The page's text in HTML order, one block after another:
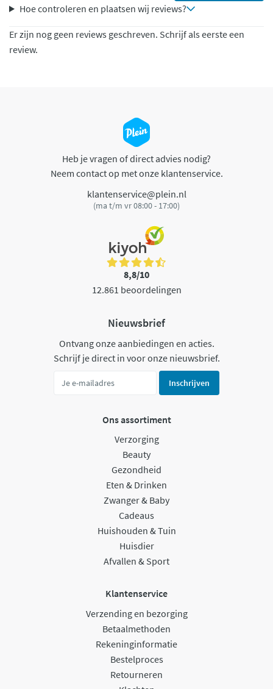
Hoe controleren en plaatsen wij reviews?
Er zijn nog geen reviews geschreven. Schrijf als eerste een
review.
Heb je vragen of direct advies nodig?
Neem contact op met onze klantenservice.
klantenservice@plein.nl
(ma t/m vr 08:00 - 17:00)
8,8/10
12.861 beoordelingen
Nieuwsbrief
Ontvang onze aanbiedingen en acties.
Schrijf je direct in voor onze nieuwsbrief.
Inschrijven
Ons assortiment
Verzorging
Beauty
Gezondheid
Eten & Drinken
Zwanger & Baby
Cadeaus
Huishouden & Tuin
Huisdier
Afvallen & Sport
Klantenservice
Verzending en bezorging
Betaalmethoden
Rekeninginformatie
Bestelproces
Retourneren